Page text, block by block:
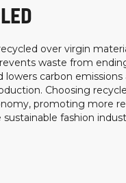
over virgin
waste from
lowers carbon
Choosing
promoting more
sustainable fashion